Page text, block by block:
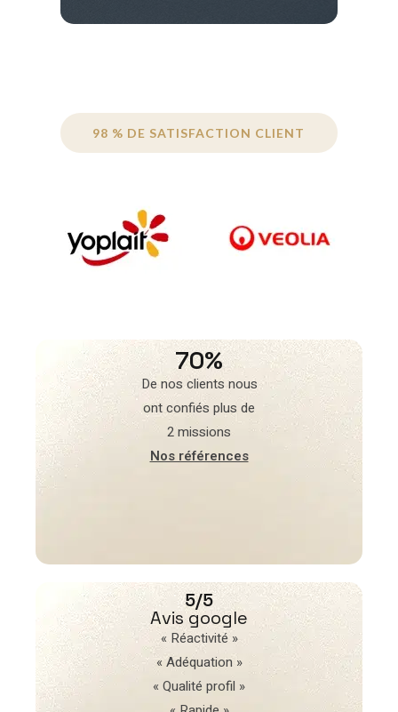
98 % DE SATISFACTION CLIENT
70%
De nos clients nous
ont confiés plus de
2 missions
Nos références
5/5
Avis google
« Réactivité »
« Adéquation »
« Qualité profil »